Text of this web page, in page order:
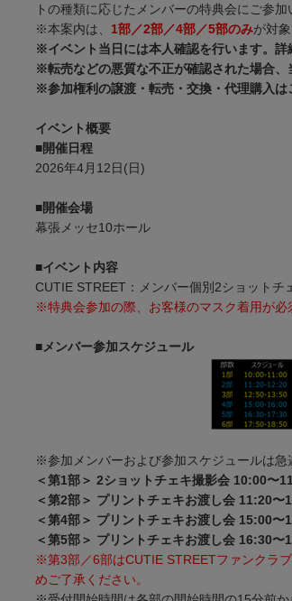
トの種類に応じたメンバーの特典会にご参加
※本案内は、 1部／2部／4部／5部のみが対
※イベント当日には本人確認を行います。詳
※転売などの悪質な不正が確認された場合、
※参加権利の譲渡・転売・交換・代理購入は
イベント概要
■開催日程
2026年4月12日(日)
■開催会場
幕張メッセ10ホール
■イベント内容
CUTIE STREET：メンバー個別2ショット
※特典会参加の際、お客様のマスク着用が必
■メンバー参加スケジュール
※参加メンバーおよび参加スケジュールは急
＜第1部＞ 2ショットチェキ撮影会 10:00
＜第2部＞ プリントチェキお渡し会 11:20
＜第4部＞ プリントチェキお渡し会 15:00
＜第5部＞ プリントチェキお渡し会 16:30
※第3部／6部はCUTIE STREETファンクラ
めご了承ください。